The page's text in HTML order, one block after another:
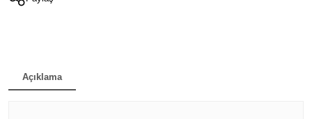
Açıklama